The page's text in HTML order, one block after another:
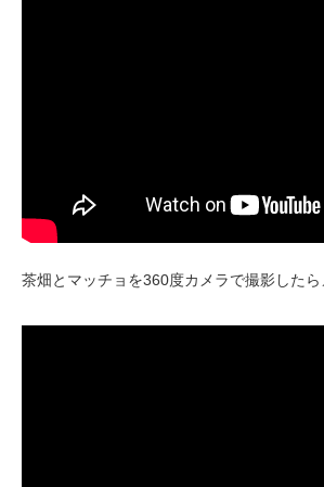
茶畑とマッチョを360度カメラで撮影した